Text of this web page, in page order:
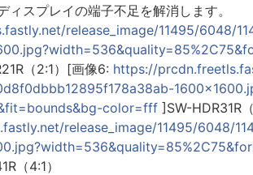
スプレイの端子不足を解消します。
release_image/11495/6048/
（2:1）[画像6: https://
color=fff ]SW-HDR31R（
release_image/11495/6048/
（4:1）